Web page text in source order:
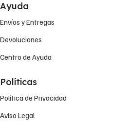
Ayuda
Envíos y Entregas
Devoluciones
Centro de Ayuda
Políticas
Política de Privacidad
Aviso Legal